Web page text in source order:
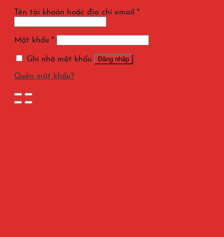
Tên tài khoản hoặc địa chỉ email *
Mật khẩu *
Ghi nhớ mật khẩu Đăng nhập
Quên mật khẩu?